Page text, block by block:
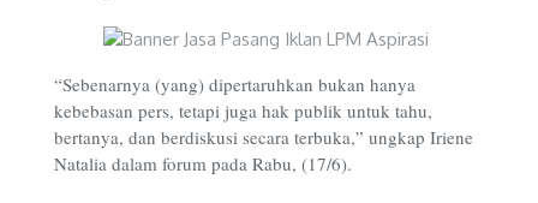
“Sebenarnya (yang) dipertaruhkan bukan hanya
kebebasan pers, tetapi juga hak publik untuk tahu,
bertanya, dan berdiskusi secara terbuka,” ungkap Iriene
Natalia dalam forum pada Rabu, (17/6).